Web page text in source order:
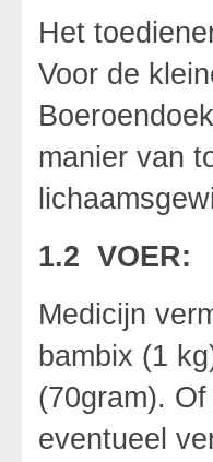
Het
Voor de
manier van
1.2 VOER:
Medicijn
bambix (1
(70gram).
eventueel